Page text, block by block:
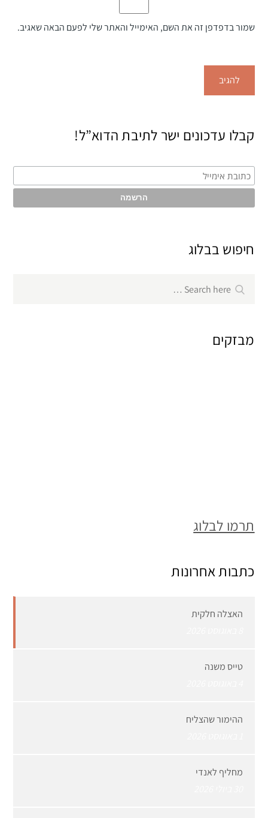
שמור בדפדפן זה את השם, האימייל והאתר שלי לפעם הבאה שאגיב.
קבלו עדכונים ישר לתיבת הדוא”ל!
חיפוש בבלוג
for:
Search
מבזקים
תרמו לבלוג
כתבות אחרונות
האצלה חלקית
טייס משנה
ההימור שהצליח
מחליף לאנדי